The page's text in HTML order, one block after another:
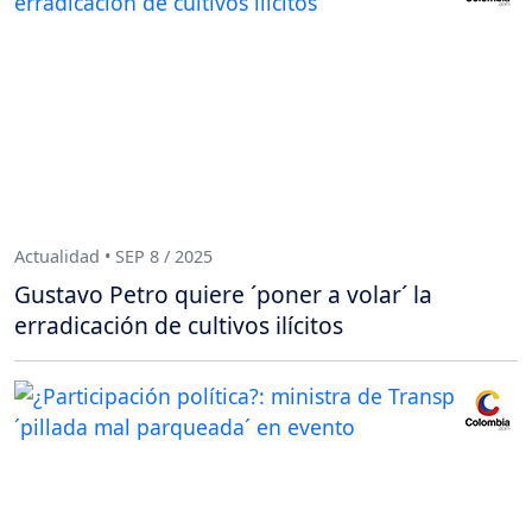
Actualidad • SEP 8 / 2025
Gustavo Petro quiere ´poner a volar´ la
erradicación de cultivos ilícitos